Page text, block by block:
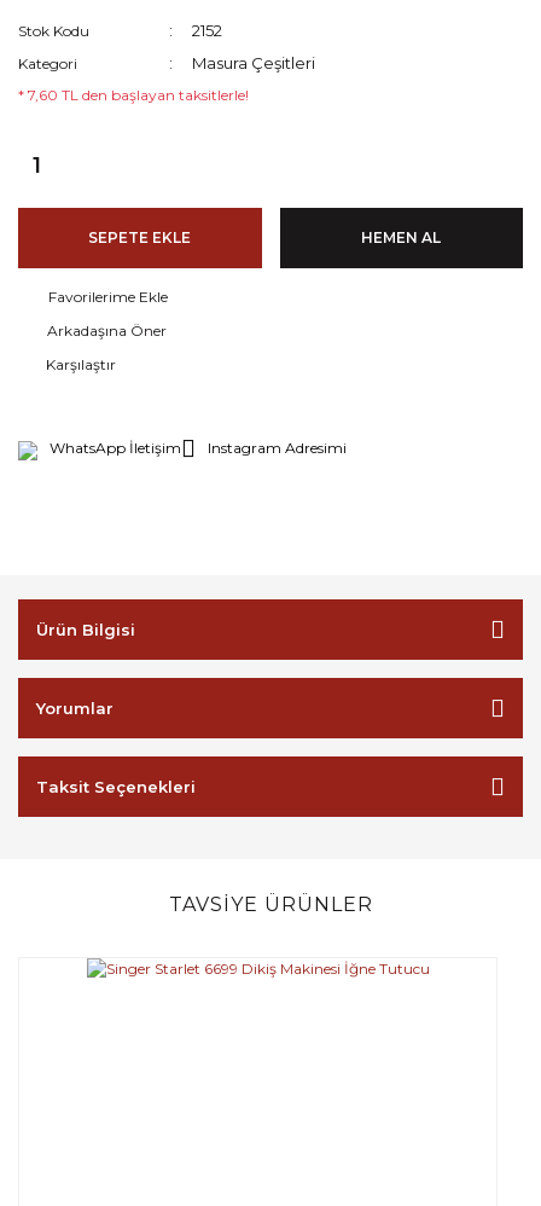
Stok Kodu 2152
Kategori Masura Çeşitleri
* 7,60 TL den başlayan taksitlerle!
SEPETE EKLE HEMEN AL
Arkadaşına Öner
Karşılaştır
WhatsApp İletişim Instagram Adresimi
Ürün Bilgisi
Yorumlar
Taksit Seçenekleri
TAVSİYE ÜRÜNLER